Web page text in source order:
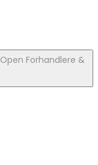
Open Forhandlere &